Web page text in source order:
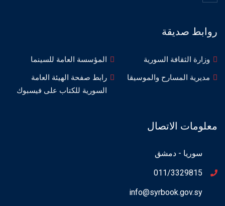
روابط صديقة
وزارة الثقافة السورية
المؤسسة العامة للسينما
مديرية المسارح والموسيقا
رابط صفحة الهيئة العامة
السورية للكتاب على فيسبوك
معلومات الاتصال
سوريا - دمشق
011/3329815
info@syrbook.gov.sy